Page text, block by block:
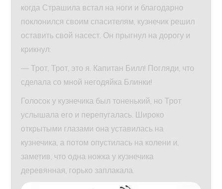
когда Страшила встал на ноги и благодарно
поклонился своим спасителям, кузнечик решил
оставить свой насест. Он прыгнул на дорогу и
крикнул:
— Трот, Трот, это я. Капитан Билл! Погляди, что
сделала со мной негодяйка Блинки!
Голосок у кузнечика был тоненький, но Трот
услышала его и перепугалась. Широко
открытыми глазами она уставилась на
кузнечика, а потом опустилась на колени и,
заметив, что одна ножка у кузнечика
деревянная, горько заплакала.